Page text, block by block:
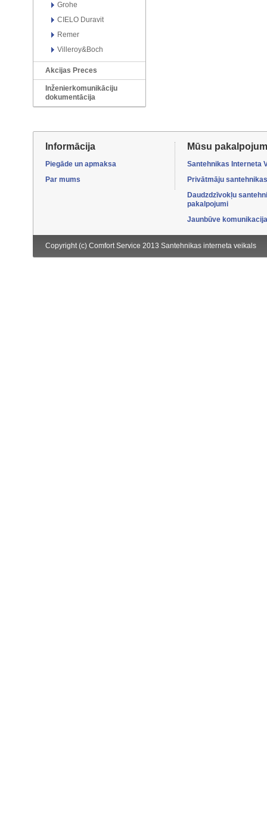
Grohe
CIELO Duravit
Remer
Villeroy&Boch
Akcijas Preces
Inženierkomunikāciju
dokumentācija
Informācija
Piegāde un apmaksa
Par mums
Mūsu
Santehnikas Interneta
Privātmāju
Daudzdzīvokļu
pakalpojumi
Jaunbūve
Copyright (c) Comfort Service 2013 Santehnikas interneta veikals